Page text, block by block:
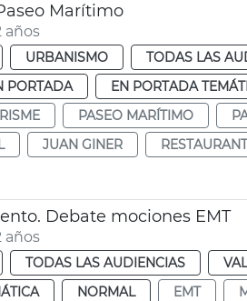
Marítimo
años
URBANISMO TODAS LAS
PORTADA EN PORTADA
PASEO MARÍTIMO
JUAN GINER
Debate mociones EMT
años
TODAS LAS AUDIENCIAS
NORMAL EMT